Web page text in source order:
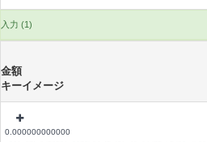
入力 (1)
金額
キーイメージ
0.000000000000